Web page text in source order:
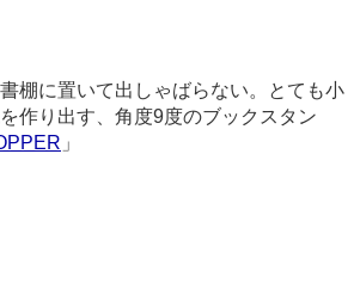
棚に置いて出しゃばらない。とても小
作り出す、角度9度のブックスタン
」